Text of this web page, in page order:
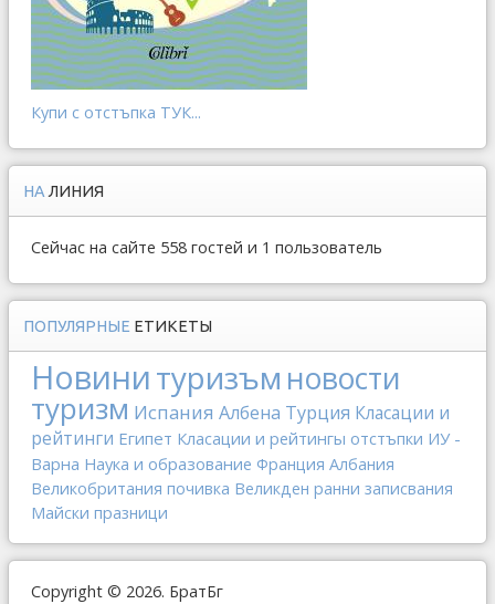
Купи с отстъпка ТУК...
НА ЛИНИЯ
Сейчас на сайте 558 гостей и 1 пользователь
ПОПУЛЯРНЫЕ ЕТИКЕТЫ
Новинитуризъм новости
туризм Испания Албена Турция Класации и
рейтинги Египет Класации и рейтингы отстъпки ИУ -
Варна Наука и образование Франция Албания
Великобритания почивка Великден ранни записвания
Майски празници
Copyright © 2026. БратБг